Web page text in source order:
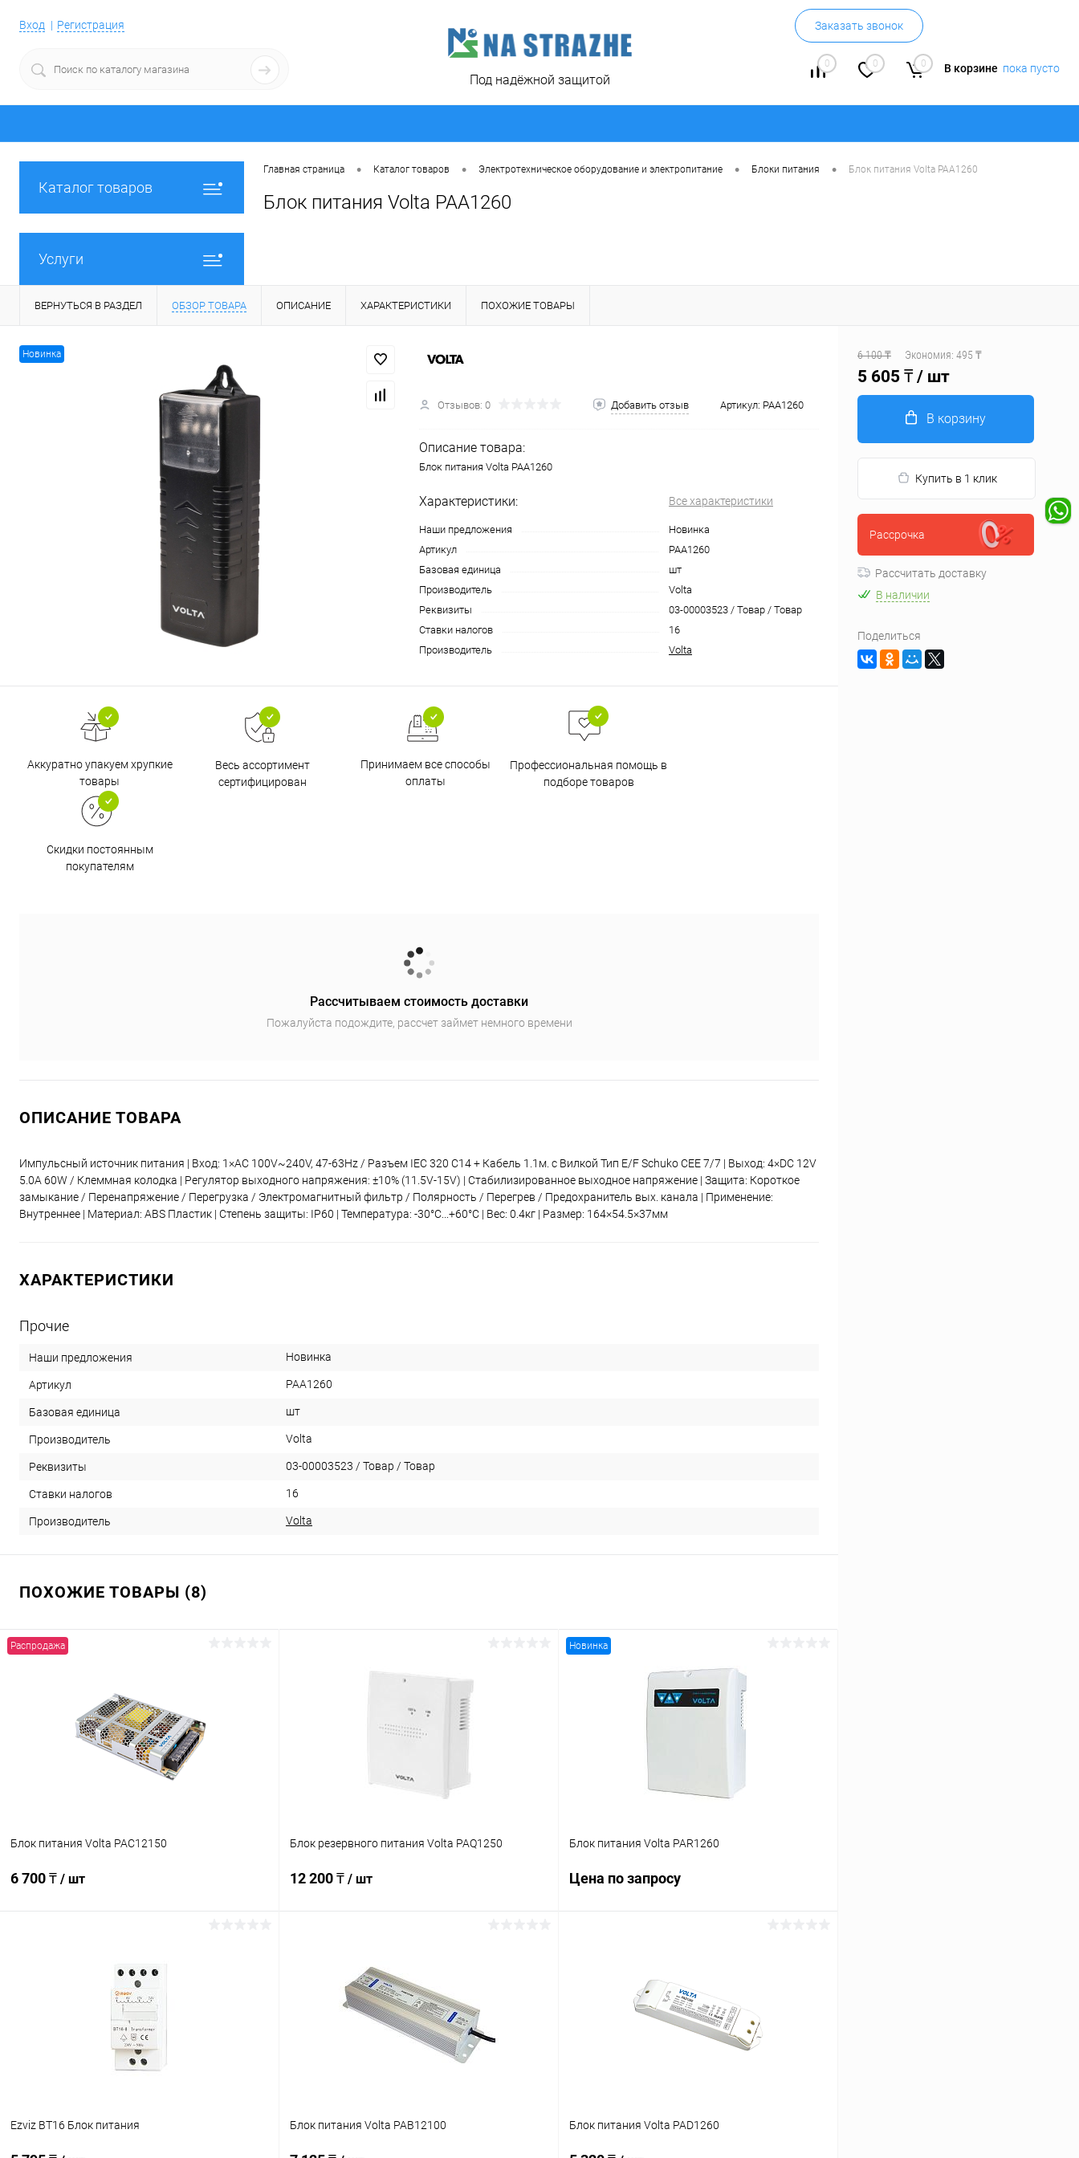
Вход Регистрация Заказать звонок
0 0 0 В корзине пока пусто
Под надёжной защитой
Каталог товаров
Услуги
Главная страница • Каталог товаров • Электротехническое оборудование и электропитание • Блоки питания • Блок питания Volta PAA1260
Блок питания Volta PAA1260
ВЕРНУТЬСЯ В РАЗДЕЛ ОБЗОР ТОВАРА ОПИСАНИЕ ХАРАКТЕРИСТИКИ ПОХОЖИЕ ТОВАРЫ
Новинка
Отзывов: 0 Добавить отзыв Артикул: PAA1260
Описание товара:
Блок питания Volta PAA1260
Характеристики: Все характеристики
Наши предложения
Новинка
Артикул
PAA1260
Базовая единица
шт
Производитель
Volta
Реквизиты
03-00003523 / Товар / Товар
Ставки налогов
16
Производитель
Volta
Аккуратно упакуем хрупкие
товары
Весь ассортимент
сертифицирован
Принимаем все способы
оплаты
Профессиональная помощь в
подборе товаров
Скидки постоянным
покупателям
Рассчитываем стоимость доставки
Пожалуйста подождите, рассчет займет немного времени
ОПИСАНИЕ ТОВАРА
Импульсный источник питания | Вход: 1×AC 100V~240V, 47-63Hz / Разъем IEC 320 C14 + Кабель 1.1м. c Вилкой Тип E/F Schuko CEE 7/7 | Выход: 4×DC 12V
5.0A 60W / Клеммная колодка | Регулятор выходного напряжения: ±10% (11.5V-15V) | Стабилизированное выходное напряжение | Защита: Короткое
замыкание / Перенапряжение / Перегрузка / Электромагнитный фильтр / Полярность / Перегрев / Предохранитель вых. канала | Применение:
Внутреннее | Материал: ABS Пластик | Степень защиты: IP60 | Температура: -30°C...+60°C | Вес: 0.4кг | Размер: 164×54.5×37мм
ХАРАКТЕРИСТИКИ
Прочие
Наши предложения Новинка
Артикул PAA1260
Базовая единица шт
Производитель Volta
Реквизиты 03-00003523 / Товар / Товар
Ставки налогов 16
Производитель Volta
ПОХОЖИЕ ТОВАРЫ (8)
Распродажа
Блок питания Volta PAC12150
6 700 ₸ / шт
Блок резервного питания Volta PAQ1250
12 200 ₸ / шт
Купить в 1 клик
В избранное В наличии
Новинка
Блок питания Volta PAR1260
Цена по запросу
Купить в 1 клик
В избранное В наличии
Ezviz BT16 Блок питания Блок питания Volta PAB12100 Блок питания Volta PAD1260
6 100 ₸ Экономия: 495 ₸
5 605 ₸ / шт
В корзину
Купить в 1 клик
Рассрочка
Рассчитать доставку
В наличии
Поделиться